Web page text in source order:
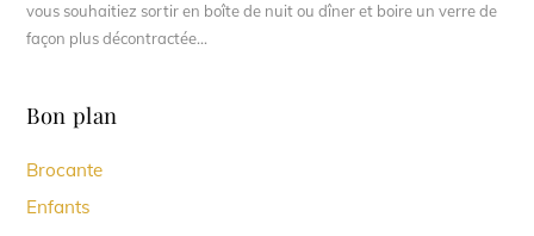
vous souhaitiez sortir en boîte de nuit ou dîner et boire un verre de
façon plus décontractée...
Bon plan
Brocante
Enfants